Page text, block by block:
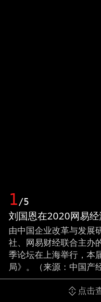
1/5
刘国恩在2020网易
由中国企业改革与发展
社、网易财经联合主办
季论坛在上海举行，本
局》。（来源：中国产
点击